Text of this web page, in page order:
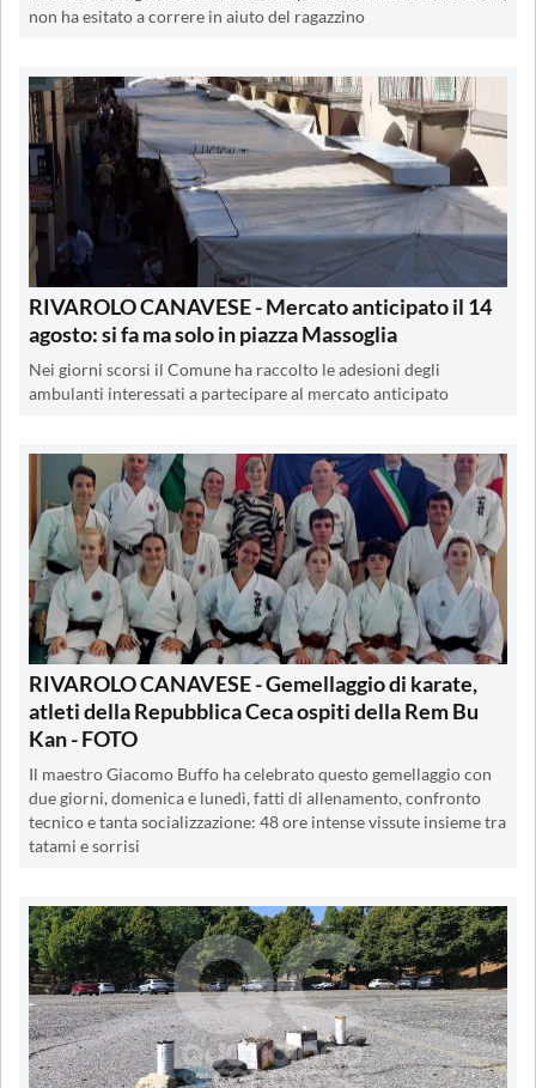
non ha esitato a correre in aiuto del ragazzino
RIVAROLO CANAVESE - Mercato anticipato il 14
agosto: si fa ma solo in piazza Massoglia
Nei giorni scorsi il Comune ha raccolto le adesioni degli
ambulanti interessati a partecipare al mercato anticipato
RIVAROLO CANAVESE - Gemellaggio di karate,
atleti della Repubblica Ceca ospiti della Rem Bu
Kan - FOTO
Il maestro Giacomo Buffo ha celebrato questo gemellaggio con
due giorni, domenica e lunedì, fatti di allenamento, confronto
tecnico e tanta socializzazione: 48 ore intense vissute insieme tra
tatami e sorrisi